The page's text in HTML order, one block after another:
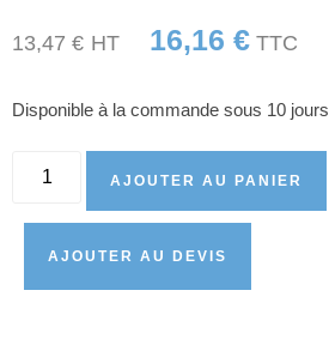
13,47 € HT 16,16 € TTC
Disponible à la commande sous 10 jours
AJOUTER AU PANIER
AJOUTER AU DEVIS